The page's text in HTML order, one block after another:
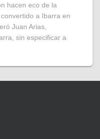
hacen eco de la
a Ibarra en
Juan Arias,
sin especificar a